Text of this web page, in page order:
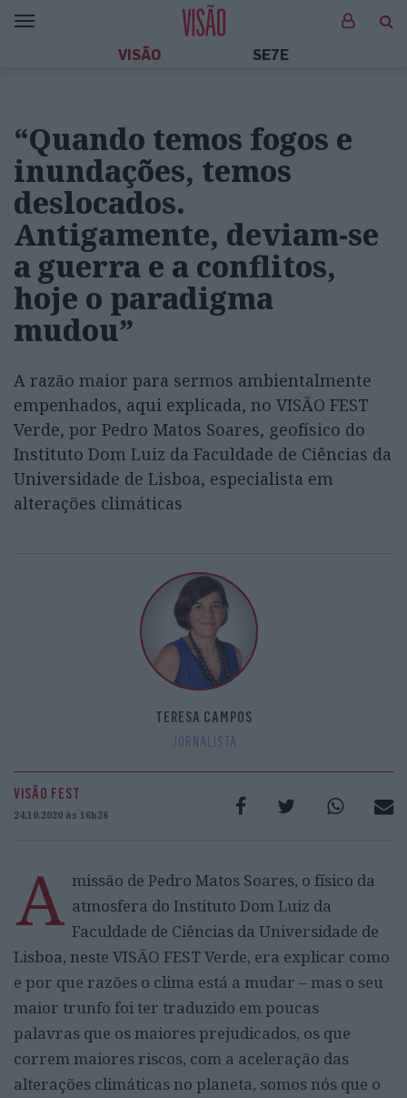
VISÃO SE7E
“Quando temos fogos e
inundações, temos
deslocados.
Antigamente, deviam-se
a guerra e a conflitos,
hoje o paradigma
mudou”
A razão maior para sermos ambientalmente
empenhados, aqui explicada, no VISÃO FEST
Verde, por Pedro Matos Soares, geofísico do
Instituto Dom Luiz da Faculdade de Ciências da
Universidade de Lisboa, especialista em
alterações climáticas
TERESA CAMPOS
JORNALISTA
VISÃO FEST
24.10.2020 às 16h26
A missão de Pedro Matos Soares, o físico da
atmosfera do Instituto Dom Luiz da
Faculdade de Ciências da Universidade de
Lisboa, neste VISÃO FEST Verde, era explicar como
e por que razões o clima está a mudar – mas o seu
maior trunfo foi ter traduzido em poucas
palavras que os maiores prejudicados, os que
correm maiores riscos, com a aceleração das
alterações climáticas no planeta, somos nós que o